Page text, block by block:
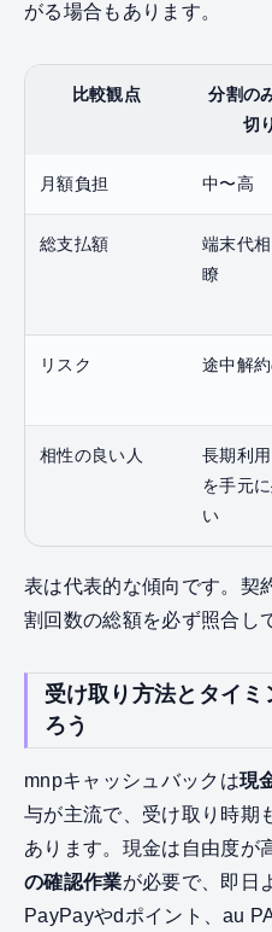
がる場合もあります。
比較観点
分割の
切
月額負担 中〜高
総支払額
端末代
瞭
リスク 途中解
相性の良い人
長期利
を手元
い
表は代表的な傾向です。契
割回数の総額を必ず照合し
受け取り方法とタイ
ろう
mnpキャッシュバックは現
与が主流で、受け取り時期
あります。現金は自由度が
の確認作業が必要で、即日
PayPayやdポイント、au